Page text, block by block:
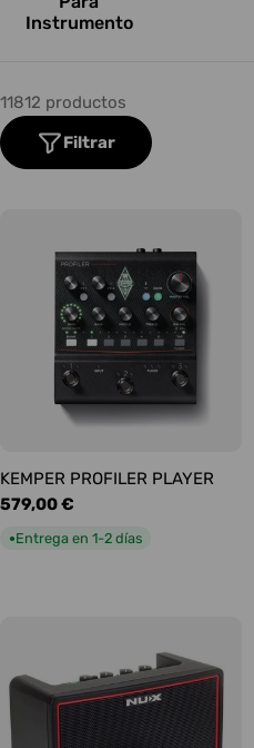
Instrumento
11812 productos
Filtrar
KEMPER PROFILER PLAYER
Precio
habitual
579,00 €
●Entrega en 1-2 días